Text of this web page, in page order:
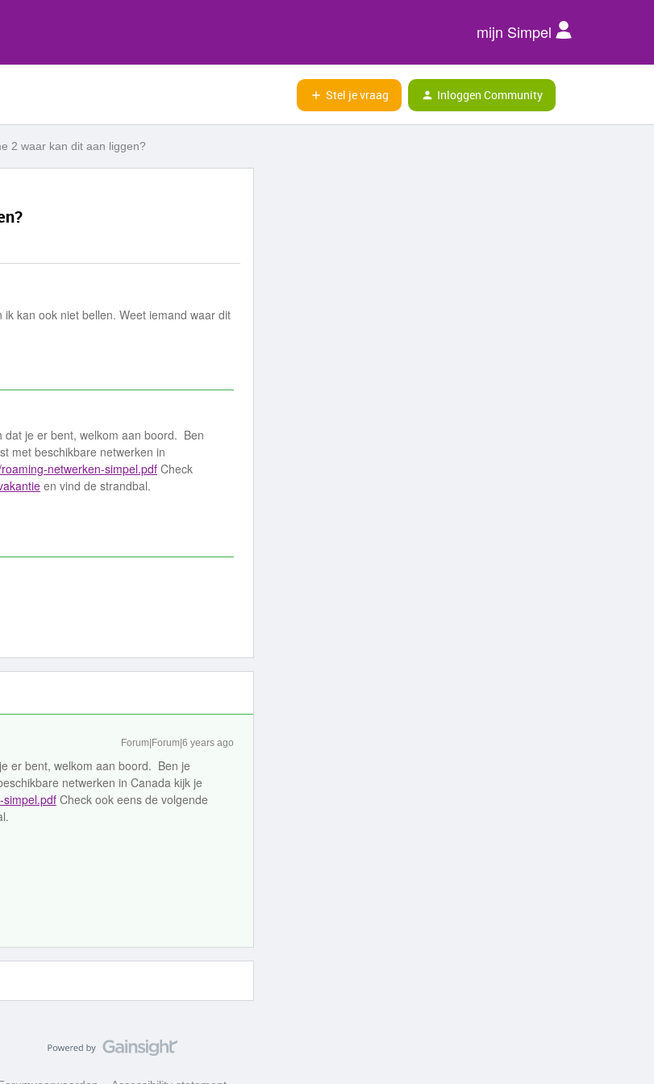
mijn Simpel
Stel je vraag Inloggen Community
2 waar kan dit aan liggen?
kan ook niet bellen. Weet iemand waar dit
dat je er bent, welkom aan boord. Ben
met beschikbare netwerken in
netwerken-simpel.pdf Check
en vind de strandbal.
Forum|Forum|6 years ago
er bent, welkom aan boord. Ben je
netwerken in Canada kijk je
simpel.pdf Check ook eens de volgende